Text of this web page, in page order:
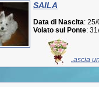
SAILA
Data di Nascita:
Volato sul Ponte:
Lascia